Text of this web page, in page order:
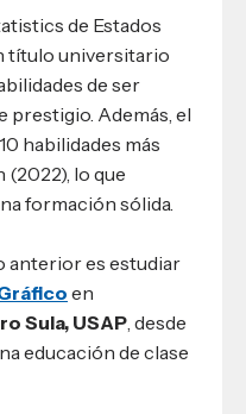
de Estados
título universitario
de ser
prestigio. Además, el
habilidades más
(2022), lo que
formación sólida.
anterior es estudiar
en
Sula, USAP, desde
educación de clase